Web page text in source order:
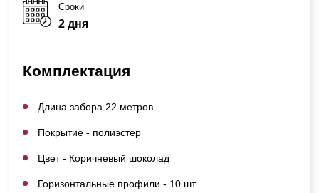
Сроки
2 дня
Комплектация
Длина забора 22 метров
Покрытие - полиэстер
Цвет - Коричневый шоколад
Горизонтальные профили - 10 шт.